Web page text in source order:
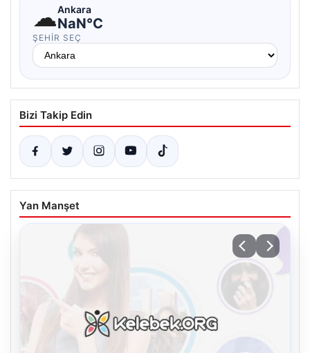
☁Ankara
NaN°C
ŞEHIR SEÇ
Bizi Takip Edin
Yan Manşet